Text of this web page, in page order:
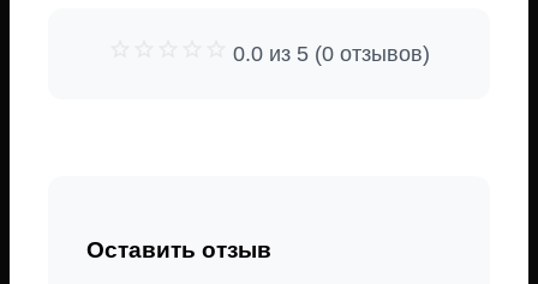
0.0 из 5 (0 отзывов)
Оставить отзыв